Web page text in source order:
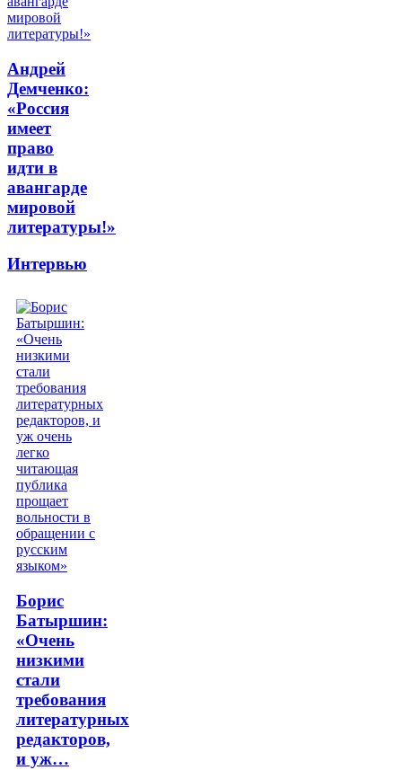
Андрей
Демченко:
«Россия
имеет
право
идти в
авангарде
мировой
литературы!»
Интервью
Борис
Батыршин:
«Очень
низкими
стали
требования
литературных
редакторов,
и уж…